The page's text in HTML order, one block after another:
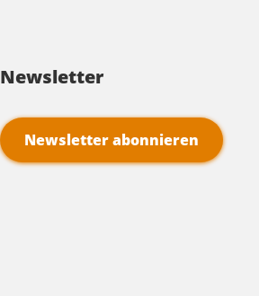
Newsletter
Newsletter abonnieren